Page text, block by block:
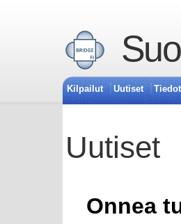
Kilpailut Uutiset
Uutiset
Onnea